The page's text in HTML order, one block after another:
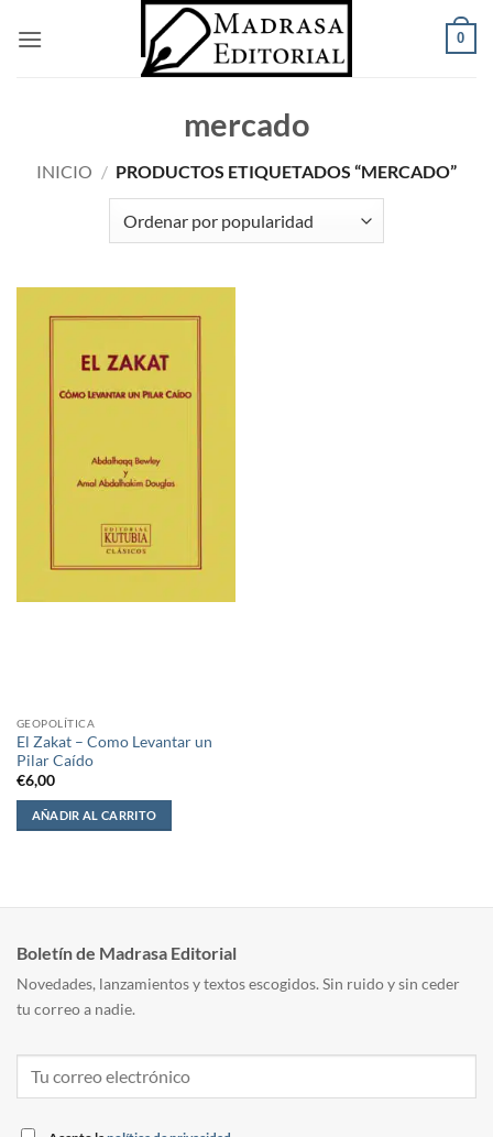
0
mercado
INICIO / PRODUCTOS ETIQUETADOS “MERCADO”
GEOPOLÍTICA
El Zakat – Como Levantar un
Pilar Caído
€6,00
AÑADIR AL CARRITO
Boletín de Madrasa Editorial
Novedades, lanzamientos y textos escogidos. Sin ruido y sin ceder
tu correo a nadie.